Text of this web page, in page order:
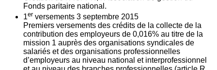
Fonds paritaire national.
1er versements 3 septembre 2015
Premiers versements des crédits de la collecte de la
contribution des employeurs de 0,016% au titre de la
mission 1 auprès des organisations syndicales de
salariés et des organisations professionnelles
d’employeurs au niveau national et interprofessionnel